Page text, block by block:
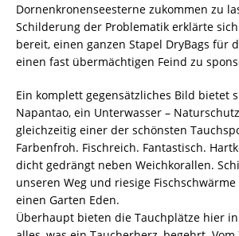
Dornenkronenseesterne zukommen zu
Schilderung der Problematik erklärte
bereit, einen ganzen Stapel DryBags für
einen fast übermächtigen Feind zu
Ein komplett gegensätzliches Bild bietet
Napantao, ein Unterwasser –
gleichzeitig einer der schönsten
Farbenfroh. Fischreich. Fantastisch.
dicht gedrängt neben Weichkorallen.
unseren Weg und riesige
einen Garten Eden.
Überhaupt bieten die Tauchplätze hier